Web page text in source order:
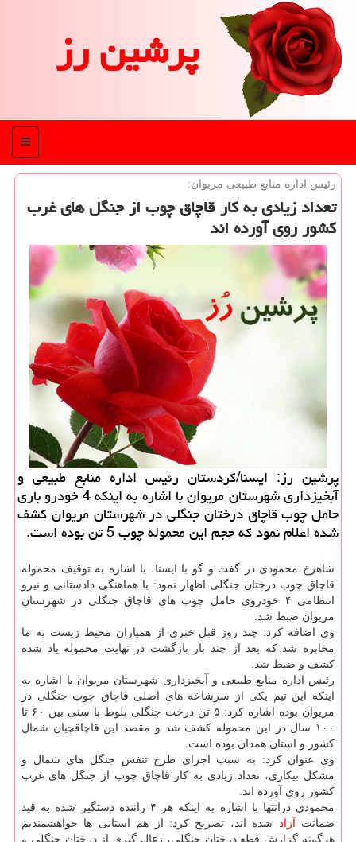
پرشین رز
منو
رئیس اداره منابع طبیعی مریوان:
تعداد زیادی به كار قاچاق چوب از جنگل های غرب
كشور روی آورده اند
پرشین رز: ایسنا/كردستان رئیس اداره منابع طبیعی و
آبخیزداری شهرستان مریوان با اشاره به اینكه 4 خودرو باری
حامل چوب قاچاق درختان جنگلی در شهرستان مریوان كشف
شده اعلام نمود كه حجم این محموله چوب 5 تن بوده است.
شاهرخ محمودی در گفت و گو با ایسنا، با اشاره به توقیف محموله
قاچاق چوب درختان جنگلی اظهار نمود: با هماهنگی دادستانی و نیرو
انتظامی ۴ خودروی حامل چوب های قاچاق جنگلی در شهرستان
مریوان ضبط شد.
وی اضافه كرد: چند روز قبل خبری از همیاران محیط زیست به ما
مخابره شد كه بعد از چند بار بازگشت در نهایت محموله یاد شده
كشف و ضبط شد.
رئیس اداره منابع طبیعی و آبخیزداری شهرستان مریوان با اشاره به
اینكه این تیم یكی از سرشاخه های اصلی قاچاق چوب جنگلی در
مریوان بوده اشاره كرد: ۵ تن درخت جنگلی بلوط با سنی بین ۶۰ تا
۱۰۰ سال در این محموله كشف شد و مقصد این قاچاقچیان شمال
كشور و استان همدان بوده است.
وی عنوان كرد: به سبب اجرای طرح تنفس جنگل های شمال و
مشكل بیكاری، تعداد زیادی به كار قاچاق چوب از جنگل های غرب
كشور روی آورده اند.
محمودی درانتها با اشاره به اینكه هر ۴ راننده دستگیر شده به قید
ضمانت آزاد
شده اند، تصریح كرد: از هم استانی ها خواهشمندیم
هرگونه گزارش قطع درختان جنگلی، زغال گیری از درختان جنگلی و